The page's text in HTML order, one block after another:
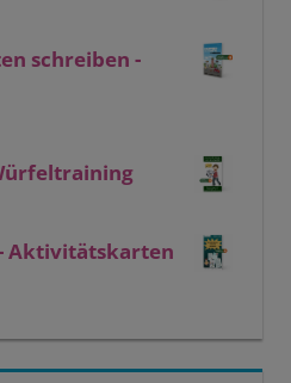
schreiben -
Aktivitätskarten